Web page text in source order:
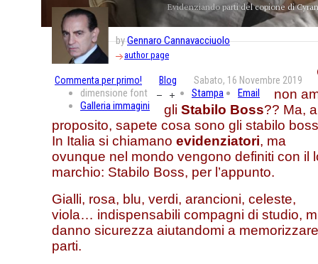
Evidenziando parti del copione di
byGennaro Cannavacciuolo
author page
Commenta per primo! Blog Sabato, 16 Novembre 2019
dimensione font Stampa
Email
Galleria immagini
non
gli Stabilo Boss?? Ma, a
proposito, sapete cosa sono gli stabilo
In Italia si chiamano evidenziatori, ma
ovunque nel mondo vengono definiti con il
marchio: Stabilo Boss, per l’appunto.
Gialli, rosa, blu, verdi, arancioni, celeste,
viola… indispensabili compagni di studio,
danno sicurezza aiutandomi a
parti.